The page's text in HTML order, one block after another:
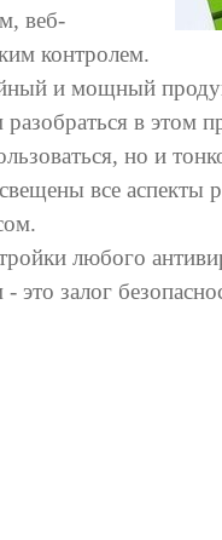
веб-
контролем.
и мощный
в этом
но и
все аспекты
любого
это залог